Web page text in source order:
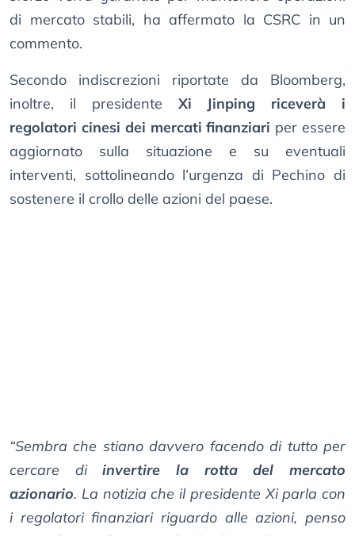
di mercato stabili, ha affermato la CSRC in un
commento.
Secondo indiscrezioni riportate da Bloomberg,
inoltre, il presidente Xi Jinping riceverà i
regolatori cinesi dei mercati finanziari per essere
aggiornato sulla situazione e su eventuali
interventi, sottolineando l’urgenza di Pechino di
sostenere il crollo delle azioni del paese.
“Sembra che stiano davvero facendo di tutto per
cercare diinvertire la rotta del mercato
azionario. La notizia che il presidente Xi parla con
i regolatori finanziari riguardo alle azioni, penso